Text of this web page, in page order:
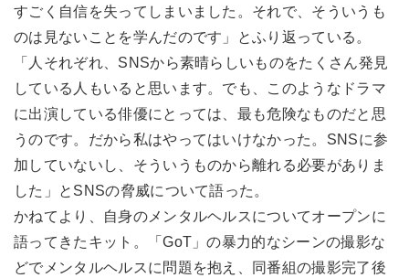
すごく自信を失ってしまいました。それで、そういうも
のは見ないことを学んだのです」とふり返っている。
「人それぞれ、SNSから素晴らしいものをたくさん発見
している人もいると思います。でも、このようなドラマ
に出演している俳優にとっては、最も危険なものだと思
うのです。だから私はやってはいけなかった。SNSに参
加していないし、そういうものから離れる必要がありま
した」とSNSの脅威について語った。
かねてより、自身のメンタルヘルスについてオープンに
語ってきたキット。「GoT」の暴力的なシーンの撮影な
どでメンタルヘルスに問題を抱え、同番組の撮影完了後